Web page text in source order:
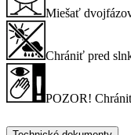
Miešať
Chrániť pred
POZOR!